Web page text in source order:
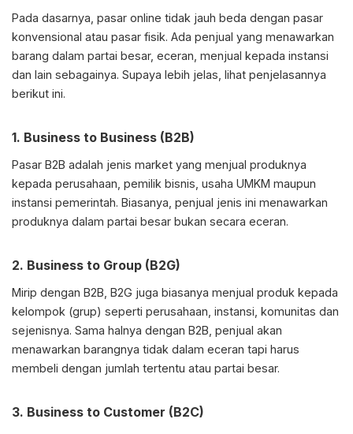
Pada dasarnya, pasar online tidak jauh beda dengan pasar
konvensional atau pasar fisik. Ada penjual yang menawarkan
barang dalam partai besar, eceran, menjual kepada instansi
dan lain sebagainya. Supaya lebih jelas, lihat penjelasannya
berikut ini.
1. Business to Business (B2B)
Pasar B2B adalah jenis market yang menjual produknya
kepada perusahaan, pemilik bisnis, usaha UMKM maupun
instansi pemerintah. Biasanya, penjual jenis ini menawarkan
produknya dalam partai besar bukan secara eceran.
2. Business to Group (B2G)
Mirip dengan B2B, B2G juga biasanya menjual produk kepada
kelompok (grup) seperti perusahaan, instansi, komunitas dan
sejenisnya. Sama halnya dengan B2B, penjual akan
menawarkan barangnya tidak dalam eceran tapi harus
membeli dengan jumlah tertentu atau partai besar.
3. Business to Customer (B2C)